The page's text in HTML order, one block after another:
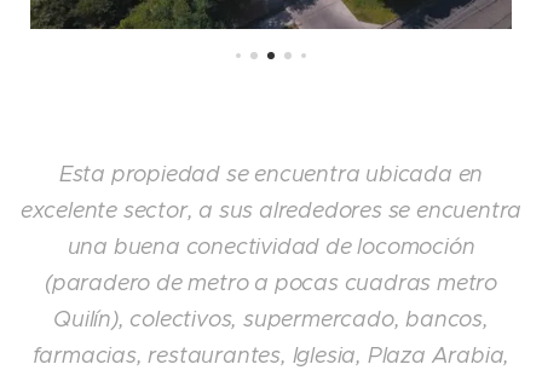
Esta propiedad se encuentra ubicada en
excelente sector, a sus alrededores se encuentra
una buena conectividad de locomoción
(paradero de metro a pocas cuadras metro
Quilín), colectivos, supermercado, bancos,
farmacias, restaurantes, Iglesia, Plaza Arabia,